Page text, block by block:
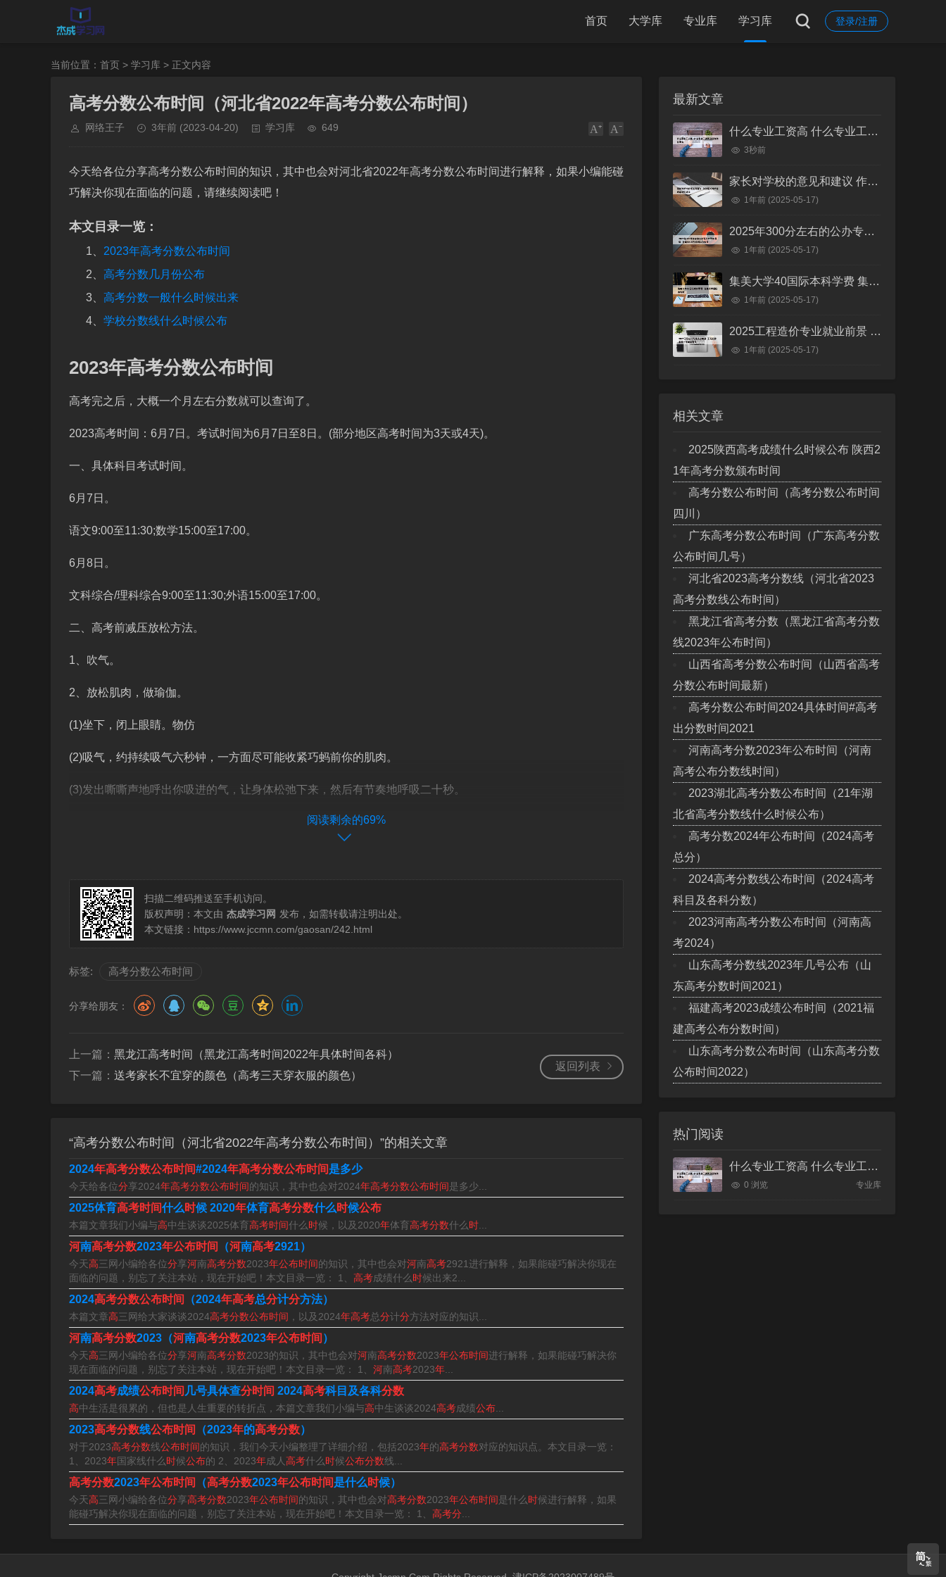
登录/注册
首页 大学库 专业库 学习库
当前位置： 首页 > 学习库 > 正文内容
高考分数公布时间（河北省2022年高考分数公布时间）
网络王子 3年前 (2023-04-20) 学习库 649
今天给各位分享高考分数公布时间的知识，其中也会对河北省2022年高考分数公布时间进行解释，如果小编能碰
巧解决你现在面临的问题，请继续阅读吧！
本文目录一览：
1、 2023年高考分数公布时间
2、 高考分数几月份公布
3、 高考分数一般什么时候出来
4、 学校分数线什么时候公布
2023年高考分数公布时间
高考完之后，大概一个月左右分数就可以查询了。
2023高考时间：6月7日。考试时间为6月7日至8日。(部分地区高考时间为3天或4天)。
一、具体科目考试时间。
6月7日。
语文9:00至11:30;数学15:00至17:00。
6月8日。
文科综合/理科综合9:00至11:30;外语15:00至17:00。
二、高考前减压放松方法。
1、吹气。
2、放松肌肉，做瑜伽。
(1)坐下，闭上眼睛。物仿
(2)吸气，约持续吸气六秒钟，一方面尽可能收紧巧蚂前你的肌肉。
(3)发出嘶嘶声地呼出你吸进的气，让身体松弛下来，然后有节奏地呼吸二十秒。
4、散步。
5、对自己说话。
三 各省历年高考。
月7日。
日；江苏高考时间：6月7日，结束时间：6月9日；孝清山东高考时间：6月7日，结束时间：6月10日。
模式：“3”为语文、数学、外语。
“1”指的是在物理、历史中选择1门，“2”指的是在思想政治、地理、化学、生物中选择2门。6门科目均以分数形式
呈现，均计入总分，总分值750分。
阅读剩余的69%
扫描二维码推送至手机访问。
版权声明：本文由 杰成学习网 发布，如需转载请注明出处。
本文链接： https://www.jccmn.com/gaosan/242.html
标签: 高考分数公布时间
分享给朋友：
返回列表
上一篇： 黑龙江高考时间（黑龙江高考时间2022年具体时间各科）
下一篇： 送考家长不宜穿的颜色（高考三天穿衣服的颜色）
“高考分数公布时间（河北省2022年高考分数公布时间）”的相关文章
2024年高考分数公布时间#2024年高考分数公布时间是多少
今天给各位分享2024年高考分数公布时间的知识，其中也会对2024年高考分数公布时间是多少...
2025体育高考时间什么 时候 2020年体育高考分数什么 时候公布
本篇文章我们小编与高中生谈谈2025体育高考时间什么时候，以及2020年体育高考分数什么时
河南高考分数2023年公布时间 （河南高考2921）
今天高三网小编给各位分享河南高考分数2023年公布时间的知识，其中也会对河南高考2921进行解释，如果能碰巧解决你现在
面临的问题，别忘了关注本站，现在开始吧！本文目录一览： 1、 高考成绩什么时候出来2...
2024高考分数公布时间 （2024年高考总分计分方法）
本篇文章高三网给大家谈谈2024高考分数公布时间 ，以及2024年高考总分计分方法对应的知识...
河南高考分数2023（河南高考分数2023年公布时间 ）
今天高三网小编给各位分享河南高考分数2023的知识，其中也会对河南高考分数2023年公布时间进行解释，如果能碰巧解决你
现在面临的问题，别忘了关注本站，现在开始吧！本文目录一览： 1、 河南高考2023年
2024高考成绩公布时间 几号具体查分时间 2024高考科目及各科分数
高中生活是很累的，但也是人生重要的转折点，本篇文章我们小编与高中生谈谈2024高考成绩公布
2023高考分数线公布时间 （2023年的高考分数）
对于2023高考分数线公布时间的知识，我们今天小编整理了详细介绍，包括2023年的高考分数对应的知识点。本文目录一览：
1、2023年国家线什么时候公布的 2、2023年成人 高考什么时候公布分数线...
高考分数2023年公布时间 （高考分数2023年公布时间是什么 时候）
今天高三网小编给各位分享高考分数2023年公布时间的知识，其中也会对高考分数2023年公布时间是什么时候进行解释，如果
能碰巧解决你现在面临的问题，别忘了关注本站，现在开始吧！本文目录一览： 1、 高考分
最新文章
什么专业工资高 什么专业工资高且适合物化生女
3秒前
家长对学校的意见和建议 作为家长对学校的意见和建议
1年前 (2025-05-17)
2025年300分左右的公办专科大学有哪些 全国300分左右的公办大专
1年前 (2025-05-17)
集美大学40国际本科学费 集美大学国际本科班
1年前 (2025-05-17)
2025工程造价专业就业前景 工程造价未来十年就业前景
1年前 (2025-05-17)
相关文章
2025陕西高考成绩什么时候公布 陕西2
1年高考分数颁布时间
高考分数公布时间（高考分数公布时间
四川）
广东高考分数公布时间（广东高考分数
公布时间几号）
河北省2023高考分数线（河北省2023
高考分数线公布时间）
黑龙江省高考分数（黑龙江省高考分数
线2023年公布时间）
山西省高考分数公布时间（山西省高考
分数公布时间最新）
高考分数公布时间2024具体时间#高考
出分数时间2021
河南高考分数2023年公布时间（河南
高考公布分数线时间）
2023湖北高考分数公布时间（21年湖
北省高考分数线什么时候公布）
高考分数2024年公布时间（2024高考
总分）
2024高考分数线公布时间（2024高考
科目及各科分数）
2023河南高考分数公布时间（河南高
考2024）
山东高考分数线2023年几号公布（山
东高考分数时间2021）
福建高考2023成绩公布时间（2021福
建高考公布分数时间）
山东高考分数公布时间（山东高考分数
公布时间2022）
热门阅读
什么专业工资高 什么专业工资高且适合物化生女
0 浏览 专业库